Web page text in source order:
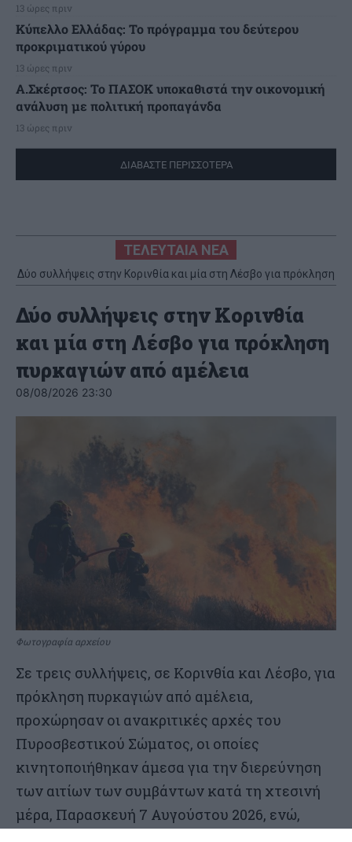
13 ώρες πριν
Κύπελλο Ελλάδας: Το πρόγραμμα του δεύτερου
προκριματικού γύρου
13 ώρες πριν
Α.Σκέρτσος: Το ΠΑΣΟΚ υποκαθιστά την οικονομική
ανάλυση με πολιτική προπαγάνδα
13 ώρες πριν
ΔΙΑΒΑΣΤΕ ΠΕΡΙΣΣΟΤΕΡΑ